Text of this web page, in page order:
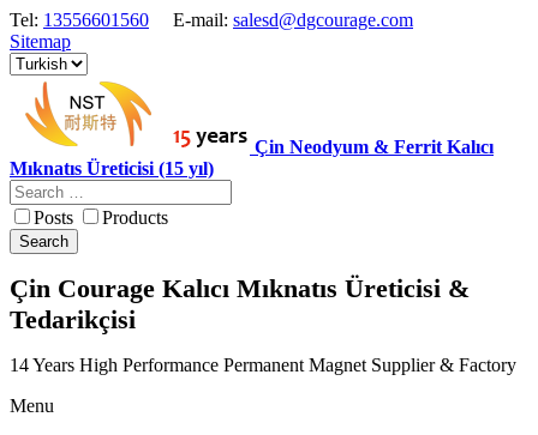
Tel: 13556601560 E-mail: salesd@dgcourage.com
Sitemap
Çin Neodyum & Ferrit Kalıcı
Mıknatıs Üreticisi (15 yıl)
Posts Products
Search
Çin Courage Kalıcı Mıknatıs Üreticisi &
Tedarikçisi
14 Years High Performance Permanent Magnet Supplier & Factory
Menu